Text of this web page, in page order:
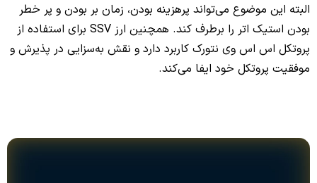
البته این موضوع می‌تواند پرهزینه بودن، زمان بر بودن و پر خطر
بودن استیک اتر را برطرف کند. همچنین ارز SSV برای استفاده از
پروتکل اس اس وی نتورک کاربرد دارد و نقش به‌سزایی در پذیرش و
موفقیت پروتکل خود ایفا می‌کند.